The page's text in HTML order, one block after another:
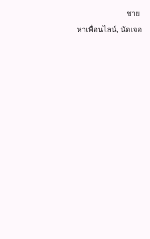
ชาย
หาเพื่อนไลน์, นัดเจอ